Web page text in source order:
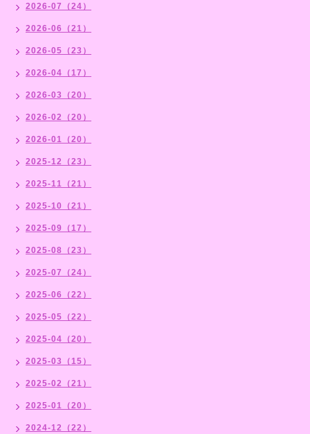
2026-07（24）
2026-06（21）
2026-05（23）
2026-04（17）
2026-03（20）
2026-02（20）
2026-01（20）
2025-12（23）
2025-11（21）
2025-10（21）
2025-09（17）
2025-08（23）
2025-07（24）
2025-06（22）
2025-05（22）
2025-04（20）
2025-03（15）
2025-02（21）
2025-01（20）
2024-12（22）